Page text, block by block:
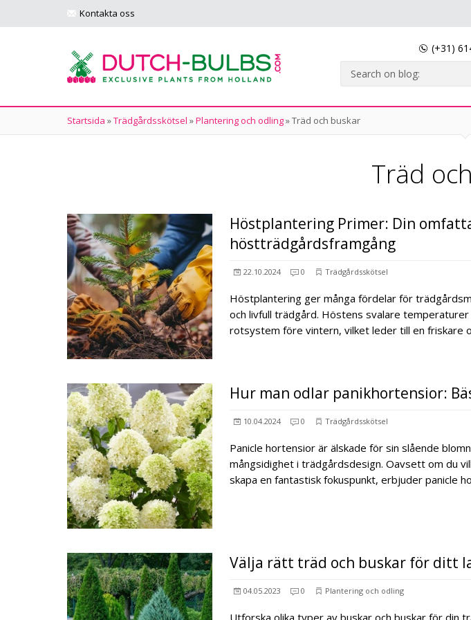
Kontakta oss
(+31)
Startsida »Trädgårdsskötsel »Plantering och odling»Träd och buskar
Träd
Höstplantering Primer: Din
höstträdgårdsframgång
22.10.2024 0 Trädgårdsskötsel
Höstplantering ger många fördelar för
och livfull trädgård. Höstens svalare
rotsystem före vintern, vilket leder till en friskare
Hur man odlar panikhortensior:
10.04.2024 0 Trädgårdsskötsel
Panicle hortensior är älskade för sin slående
mångsidighet i trädgårdsdesign. Oavsett om du
skapa en fantastisk fokuspunkt, erbjuder panicle
Välja rätt träd och buskar för ditt
04.05.2023 0 Plantering och odling
Utforska olika typer av buskar och buskar för din